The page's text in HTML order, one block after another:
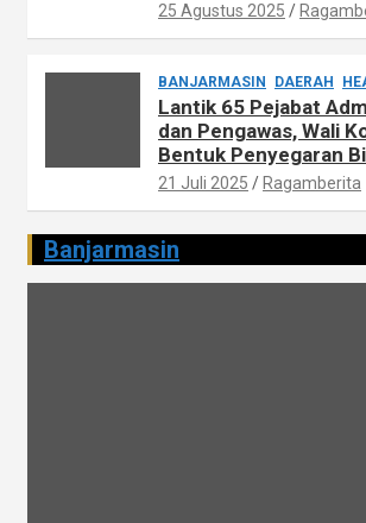
25 Agustus 2025
BANJARMASIN DAERAH
Lantik 65 Pejabat
dan Pengawas, Wali
Bentuk Penyegaran
21 Juli 2025 Ragamberita
Banjarmasin